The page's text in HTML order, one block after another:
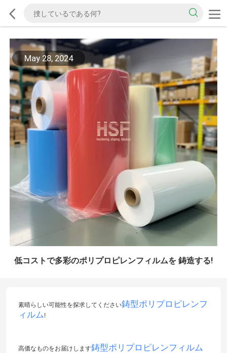
May 28, 2024
低コストで多彩のポリプロピレンフィルムを 鋳造する!
素晴らしい可能性を探求してください鋳型ポリプロピレンフ
ィルム!
高価なものをお届けします鋳型ポリプロピレンフィルム